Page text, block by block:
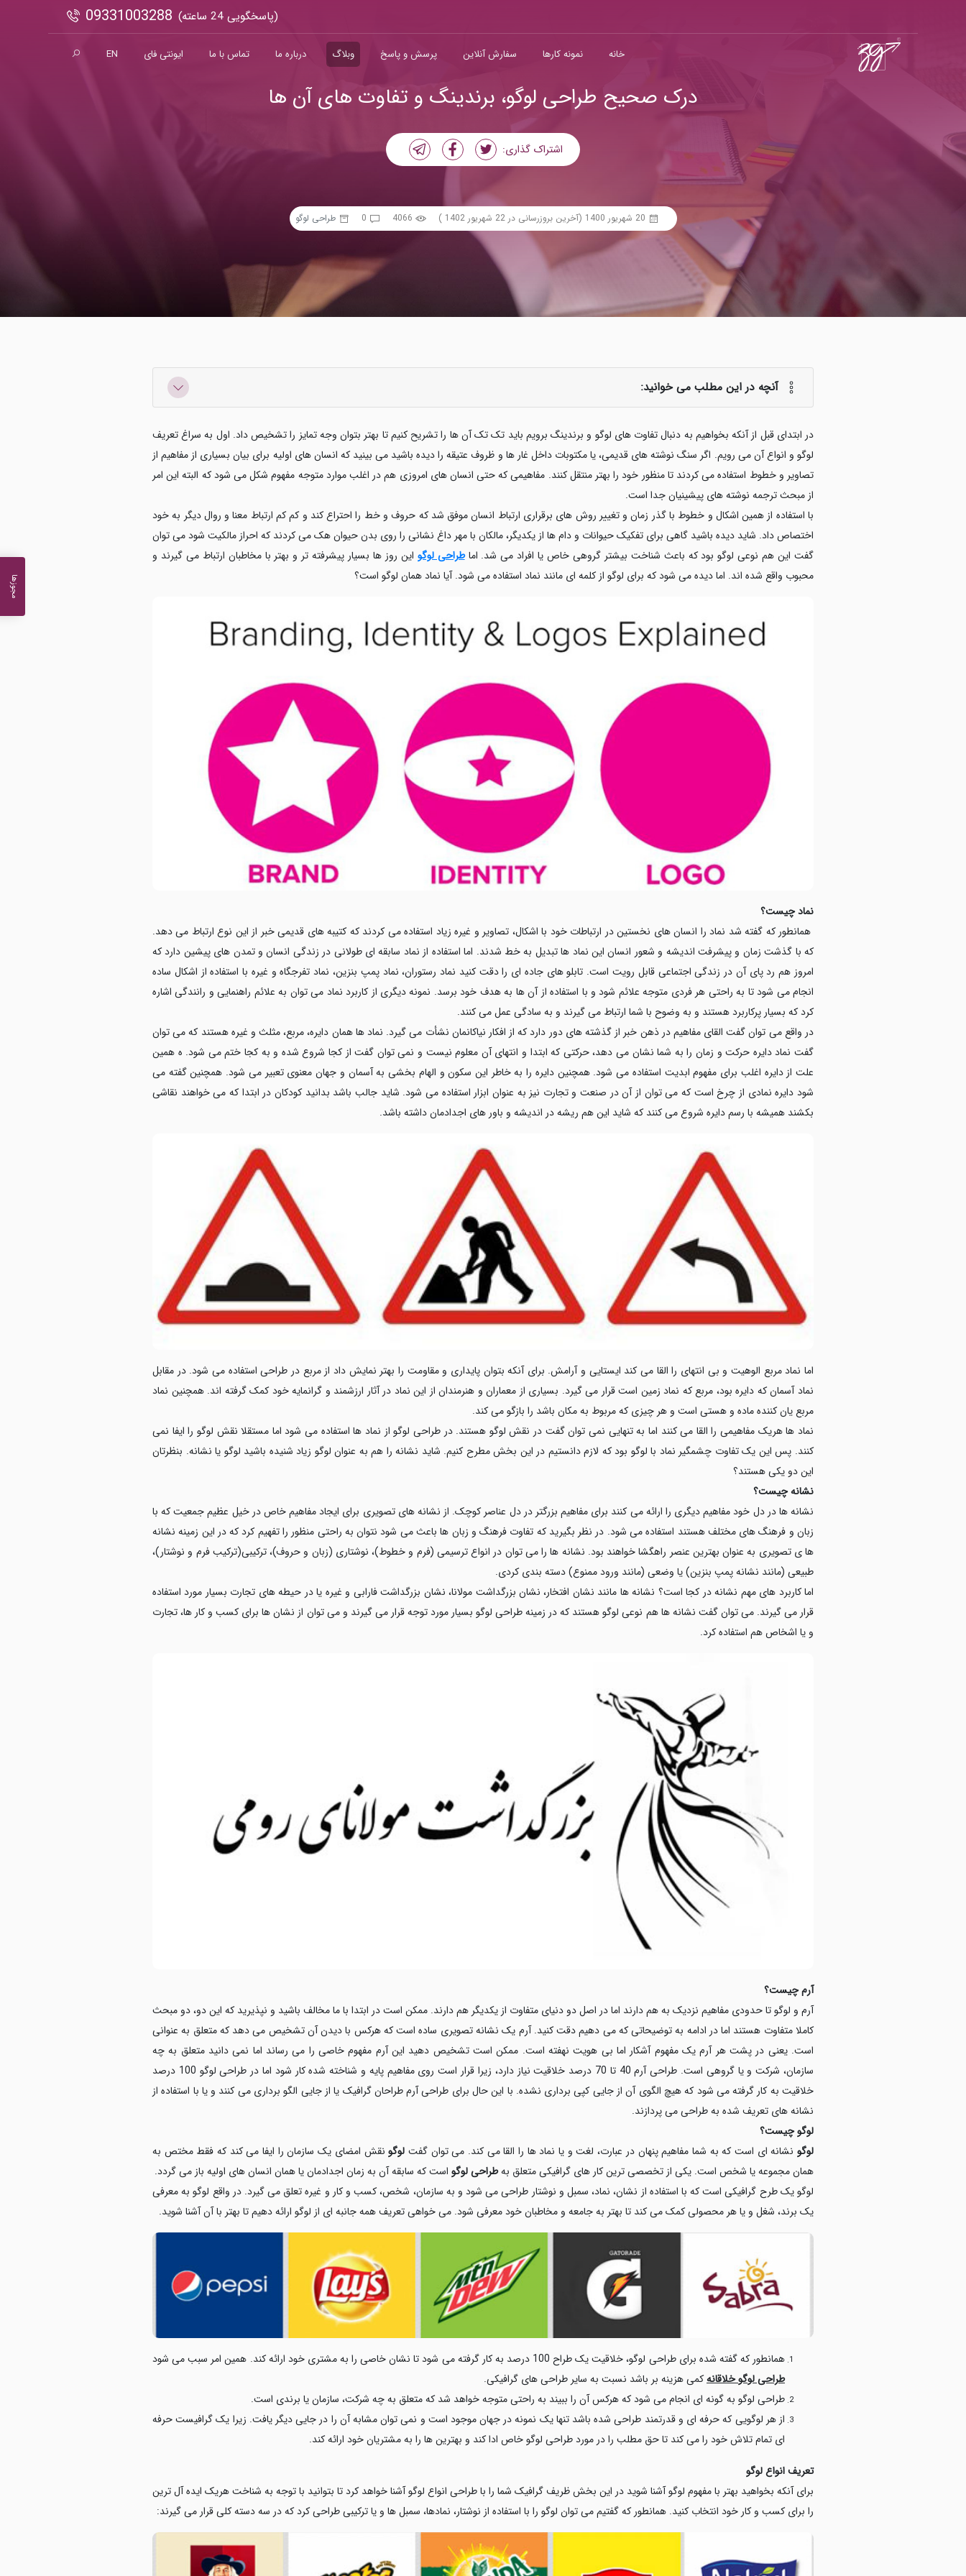
مجوزها
(پاسخگویی 24 ساعته) 09331003288
خانه نمونه کارها سفارش آنلاین پرسش و پاسخ وبلاگ درباره ما تماس با ما ایونتی فای EN
درک صحیح طراحی لوگو، برندینگ و تفاوت های آن ها
اشتراک گذاری:
20 شهریور 1400 (آخرین بروزرسانی در 22 شهریور 1402 ) 4066
0 طراحی لوگو
آنچه در این مطلب می خوانید:
در ابتدای قبل از آنکه بخواهیم به دنبال تفاوت های لوگو و برندینگ برویم باید تک تک آن ها را تشریح کنیم تا بهتر بتوان وجه تمایز را تشخیص داد. اول به سراغ تعریف
لوگو و انواع آن می رویم. اگر سنگ نوشته های قدیمی، یا مکتوبات داخل غار ها و ظروف عتیقه را دیده باشید می بینید که انسان های اولیه برای بیان بسیاری از مفاهیم از
تصاویر و خطوط استفاده می کردند تا منظور خود را بهتر منتقل کنند. مفاهیمی که حتی انسان های امروزی هم در اغلب موارد متوجه مفهوم شکل می شود که البته این امر
از مبحث ترجمه نوشته های پیشینیان جدا است.
با استفاده از همین اشکال و خطوط با گذر زمان و تغییر روش های برقراری ارتباط انسان موفق شد که حروف و خط را احتراع کند و کم کم ارتباط معنا و روال دیگر به خود
اختصاص داد. شاید دیده باشید گاهی برای تفکیک حیوانات و دام ها از یکدیگر، مالکان با مهر داغ نشانی را روی بدن حیوان هک می کردند که احراز مالکیت شود می توان
گفت این هم نوعی لوگو بود که باعث شناخت بیشتر گروهی خاص یا افراد می شد. اماطراحی لوگو این روز ها بسیار پیشرفته تر و بهتر با مخاطبان ارتباط می گیرند و
محبوب واقع شده اند. اما دیده می شود که برای لوگو از کلمه ای مانند نماد استفاده می شود. آیا نماد همان لوگو است؟
نماد چیست؟
همانطور که گفته شد نماد را انسان های نخستین در ارتباطات خود با اشکال، تصاویر و غیره زیاد استفاده می کردند که کتیبه های قدیمی خبر از این نوع ارتباط می دهد.
که با گذشت زمان و پیشرفت اندیشه و شعور انسان این نماد ها تبدیل به خط شدند. اما استفاده از نماد سابقه ای طولانی در زندگی انسان و تمدن های پیشین دارد که
امروز هم رد پای آن در زندگی اجتماعی قابل رویت است. تابلو های جاده ای را دقت کنید نماد رستوران، نماد پمپ بنزین، نماد تفرجگاه و غیره با استفاده از اشکال ساده
انجام می شود تا به راحتی هر فردی متوجه علائم شود و با استفاده از آن ها به هدف خود برسد. نمونه دیگری از کاربرد نماد می توان به علائم راهنمایی و رانندگی اشاره
کرد که بسیار پرکاربرد هستند و به وضوح با شما ارتباط می گیرند و به سادگی عمل می کنند.
در واقع می توان گفت القای مفاهیم در ذهن خبر از گذشته های دور دارد که از افکار نیاکانمان نشأت می گیرد. نماد ها همان دایره، مربع، مثلث و غیره هستند که می توان
گفت نماد دایره حرکت و زمان را به شما نشان می دهد، حرکتی که ابتدا و انتهای آن معلوم نیست و نمی توان گفت از کجا شروع شده و به کجا ختم می شود. ه همین
علت از دایره اغلب برای مفهوم ابدیت استفاده می شود. همچنین دایره را به خاطر این سکون و الهام بخشی به آسمان و جهان معنوی تعبیر می شود. همچنین گفته می
شود دایره نمادی از چرخ است که می توان از آن در صنعت و تجارت نیز به عنوان ابزار استفاده می شود. شاید جالب باشد بدانید کودکان در ابتدا که می خواهند نقاشی
بکشند همیشه با رسم دایره شروع می کنند که شاید این هم ریشه در اندیشه و باور های اجدادمان داشته باشد.
اما نماد مربع الوهیت و بی انتهای را القا می کند ایستایی و آرامش. برای آنکه بتوان پایداری و مقاومت را بهتر نمایش داد از مربع در طراحی استفاده می شود. در مقابل
نماد آسمان که دایره بود، مربع که نماد زمین است قرار می گیرد. بسیاری از معماران و هنرمندان از این نماد در آثار ارزشمند و گرانمایه خود کمک گرفته اند. همچنین نماد
مربع یان کننده ماده و هستی است و هر چیزی که مربوط به مکان باشد را بازگو می کند.
نماد ها هریک مفاهیمی را القا می کنند اما به تنهایی نمی توان گفت در نقش لوگو هستند. در طراحی لوگو از نماد ها استفاده می شود اما مستقلا نقش لوگو را ایفا نمی
کنند. پس این یک تفاوت چشمگیر نماد با لوگو بود که لازم دانستیم در این بخش مطرح کنیم. شاید نشانه را هم به عنوان لوگو زیاد شنیده باشید لوگو یا نشانه. بنظرتان
این دو یکی هستند؟
نشانه چیست؟
نشانه ها در دل خود مفاهیم دیگری را ارائه می کنند برای مفاهیم بزرگتر در دل عناصر کوچک. از نشانه های تصویری برای ایجاد مفاهیم خاص در خیل عظیم جمعیت که با
زبان و فرهنگ های مختلف هستند استفاده می شود. در نظر بگیرید که تفاوت فرهنگ و زبان ها باعث می شود نتوان به راحتی منظور را تفهیم کرد که در این زمینه نشانه
ها ی تصویری به عنوان بهترین عنصر راهگشا خواهند بود. نشانه ها را می توان در انواع ترسیمی (فرم و خطوط)، نوشتاری (زبان و حروف)، ترکیبی(ترکیب فرم و نوشتار)،
طبیعی (مانند نشانه پمپ بنزین) یا وضعی (مانند ورود ممنوع) دسته بندی کردی.
اما کاربرد های مهم نشانه در کجا است؟ نشانه ها مانند نشان افتخار، نشان بزرگداشت مولانا، نشان بزرگداشت فارابی و غیره یا در حیطه های تجارت بسیار مورد استفاده
قرار می گیرند. می توان گفت نشانه ها هم نوعی لوگو هستند که در زمینه طراحی لوگو بسیار مورد توجه قرار می گیرند و می توان از نشان ها برای کسب و کار ها، تجارت
و یا اشخاص هم استفاده کرد.
آرم چیست؟
آرم و لوگو تا حدودی مفاهیم نزدیک به هم دارند اما در اصل دو دنیای متفاوت از یکدیگر هم دارند. ممکن است در ابتدا با ما مخالف باشید و نپذیرید که این دو، دو مبحث
کاملا متفاوت هستند اما در ادامه به توضیحاتی که می دهیم دقت کنید. آرم یک نشانه تصویری ساده است که هرکس با دیدن آن تشخیص می دهد که متعلق به عنوانی
است. یعنی در پشت هر آرم یک مفهوم آشکار اما بی هویت نهفته است. ممکن است تشخیص دهید این آرم مفهوم خاصی را می رساند اما نمی دانید متعلق به چه
سازمان، شرکت و یا گروهی است. طراحی آرم 40 تا 70 درصد خلاقیت نیاز دارد، زیرا قرار است روی مفاهیم پایه و شناخته شده کار شود اما در طراحی لوگو 100 درصد
خلاقیت به کار گرفته می شود که هیچ الگوی آن از جایی کپی برداری نشده. با این حال برای طراحی آرم طراحان گرافیک یا از جایی الگو برداری می کنند و یا با استفاده از
نشانه های تعریف شده به طراحی می پردازند.
لوگو چیست؟
لوگونشانه ای است که به شما مفاهیم پنهان در عبارت، لغت و یا نماد ها را القا می کند. می توان گفت لوگونقش امضای یک سازمان را ایفا می کند که فقط مختص به
همان مجموعه یا شخص است. یکی از تخصصی ترین کار های گرافیکی متعلق بهطراحی لوگو است که سابقه آن به زمان اجدادمان یا همان انسان های اولیه باز می گردد.
لوگو یک طرح گرافیکی است که با استفاده از نشان، نماد، سمبل و نوشتار طراحی می شود و به سازمان، شخص، کسب و کار و غیره تعلق می گیرد. در واقع لوگو به معرفی
یک برند، شغل و یا هر محصولی کمک می کند تا بهتر به جامعه و مخاطبان خود معرفی شود. می خواهی تعریف همه جانبه ای از لوگو ارائه دهیم تا بهتر با آن آشنا شوید.
همانطور که گفته شده برای طراحی لوگو، خلاقیت یک طراح 100 درصد به کار گرفته می شود تا نشان خاصی را به مشتری خود ارائه کند. همین امر سبب می شود
طراحی لوگو خلاقانهکمی هزینه بر باشد نسبت به سایر طراحی های گرافیکی.
طراحی لوگو به گونه ای انجام می شود که هرکس آن را ببیند به راحتی متوجه خواهد شد که متعلق به چه شرکت، سازمان یا برندی است.
از هر لوگویی که حرفه ای و قدرتمند طراحی شده باشد تنها یک نمونه در جهان موجود است و نمی توان مشابه آن را در جایی دیگر یافت. زیرا یک گرافیست حرفه
ای تمام تلاش خود را می کند تا حق مطلب را در مورد طراحی لوگو خاص ادا کند و بهترین ها را به مشتریان خود ارائه کند.
تعریف انواع لوگو
برای آنکه بخواهید بهتر با مفهوم لوگو آشنا شوید در این بخش ظریف گرافیک شما را با طراحی انواع لوگو آشنا خواهد کرد تا بتوانید با توجه به شناخت هریک ایده آل ترین
را برای کسب و کار خود انتخاب کنید. همانطور که گفتیم می توان لوگو را با استفاده از نوشتار، نمادها، سمبل ها و یا ترکیبی طراحی کرد که در سه دسته کلی قرار می گیرند: